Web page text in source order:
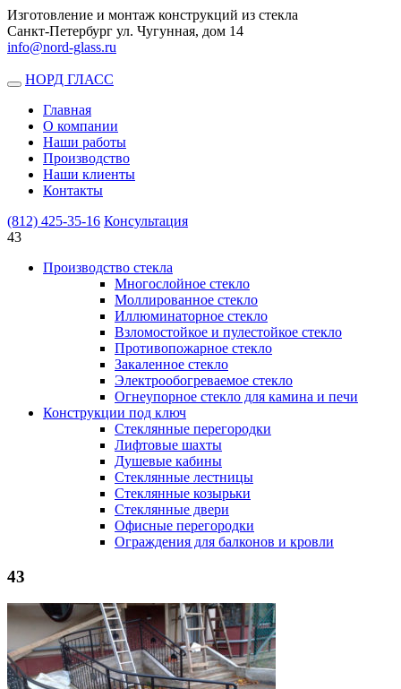
Изготовление и монтаж конструкций из стекла
Санкт-Петербург ул. Чугунная, дом 14
info@nord-glass.ru
Toggle
navigation
НОРД ГЛАСС
Главная
О компании
Наши работы
Производство
Наши клиенты
Контакты
(812) 425-35-16 Консультация
43
Производство стекла
Многослойное стекло
Моллированное стекло
Иллюминаторное стекло
Взломостойкое и пулестойкое стекло
Противопожарное стекло
Закаленное стекло
Электрообогреваемое стекло
Огнеупорное стекло для камина и печи
Конструкции под ключ
Стеклянные перегородки
Лифтовые шахты
Душевые кабины
Cтеклянные лестницы
Cтеклянные козырьки
Cтеклянные двери
Офисные перегородки
Ограждения для балконов и кровли
43